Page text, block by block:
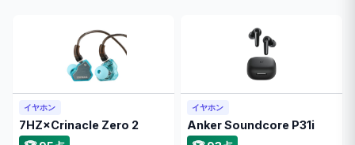
イヤホン
7HZ×Crinacle Zero 2
イヤホン
Anker Soundcore P31i